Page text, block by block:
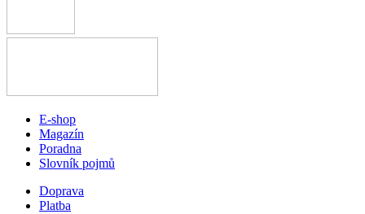
E-shop
Magazín
Poradna
Slovník pojmů
Doprava
Platba